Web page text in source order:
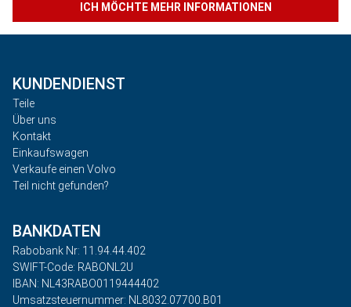
ICH MÖCHTE MEHR INFORMATIONEN
KUNDENDIENST
Teile
Über uns
Kontakt
Einkaufswagen
Verkaufe einen Volvo
Teil nicht gefunden?
BANKDATEN
Rabobank Nr: 11.94.44.402
SWIFT-Code: RABONL2U
IBAN: NL43RABO0119444402
Umsatzsteuernummer: NL8032.07700.B01